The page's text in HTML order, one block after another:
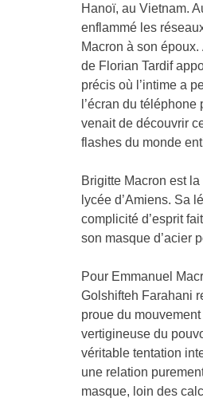
Hanoï, au Vietnam.
enflammé les
Macron à son époux.
de Florian Tardif
précis où l’intime a
l’écran du
venait de découvrir
flashes du monde
Brigitte Macron est
lycée d’Amiens. Sa
complicité d’esprit
son masque d’acier
Pour Emmanuel
Golshifteh Farahani
proue du
vertigineuse du
véritable tentation
une relation
masque, loin des